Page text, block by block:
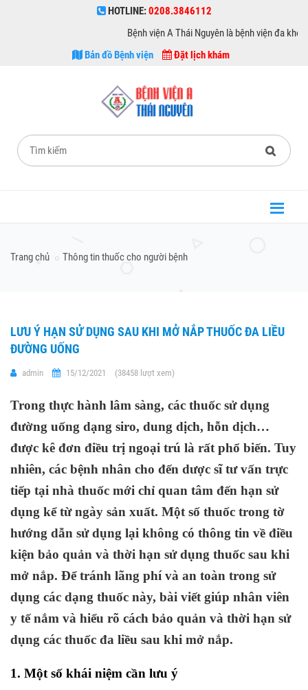
HOTLINE:0208.3846112
Bệnh viện A Thái Nguyên là bệnh viện đa
Bản đồ Bệnh viện
Đặt lịch khám
Trang chủ Thông tin thuốc cho người bệnh
LƯU Ý HẠN SỬ DỤNG SAU KHI MỞ NẮP THUỐC ĐA LIỀU
ĐƯỜNG UỐNG
admin 15/12/2021 (38458 lượt xem)
Trong thực hành lâm sàng, các thuốc sử dụng
đường uống dạng siro, dung dịch, hỗn dịch…
được kê đơn điều trị ngoại trú là rất phổ biến. Tuy
nhiên, các bệnh nhân cho đến dược sĩ tư vấn trực
tiếp tại nhà thuốc mới chỉ quan tâm đến hạn sử
dụng kể từ ngày sản xuất. Một số thuốc trong tờ
hướng dẫn sử dụng lại không có thông tin về điều
kiện bảo quản và thời hạn sử dụng thuốc sau khi
mở nắp. Để tránh lãng phí và an toàn trong sử
dụng các dạng thuốc này, bài viết giúp nhân viên
y tế nắm và hiểu rõ cách bảo quản và thời hạn sử
dụng các thuốc đa liều sau khi mở nắp.
1. Một số khái niệm cần lưu ý